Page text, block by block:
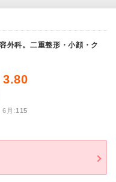
外科。二重整形・小顔・ク
3.80
月:115